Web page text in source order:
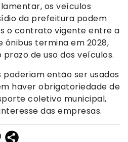
os veículos
da prefeitura podem
o contrato vigente entre a
ônibus termina em 2028,
de uso dos veículos.
então ser usados
haver obrigatoriedade de
coletivo municipal,
das empresas.